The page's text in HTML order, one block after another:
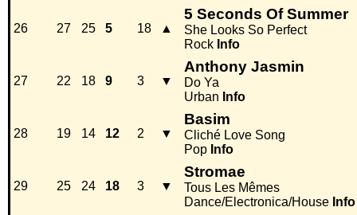
26 27 25 5 18 ▲
5 Seconds Of Summer
She Looks So Perfect
Rock Info
27 22 18 9 3 ▼
Anthony Jasmin
Do Ya
Urban Info
28 19 14 12 2 ▼
Basim
Cliché Love Song
Pop Info
29 25 24 18 3 ▼
Stromae
Tous Les Mêmes
Dance/Electronica/House Info